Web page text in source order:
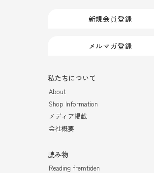
新規会員登録
メルマガ登録
私たちについて
About
Shop Information
メディア掲載
会社概要
読み物
Reading fremtiden